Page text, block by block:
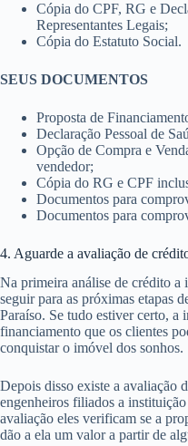
Cópia do CPF, RG e
Representantes Legais;
Cópia do Estatuto Social.
SEUS DOCUMENTOS
Proposta de
Declaração Pessoal de
Opção de Compra e
vendedor;
Cópia do RG e CPF
Documentos para
Documentos para
4. Aguarde a avaliação de
Na primeira análise de crédito a
seguir para as próximas etapas
Paraíso. Se tudo estiver certo,
financiamento que os clientes
conquistar o imóvel dos sonhos.
Depois disso existe a avaliação
engenheiros filiados a
avaliação eles verificam se a
dão a ela um valor a partir de